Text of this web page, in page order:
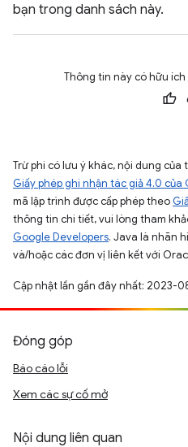
bạn trong danh sách này.
Thông tin này có hữu
Trừ phi có lưu ý khác, nội dung
Giấy phép ghi nhận tác giả 4.0
mã lập trình được cấp phép theo
thông tin chi tiết, vui lòng tham
Google Developers. Java là nhãn
và/hoặc các đơn vị liên kết với
Cập nhật lần gần đây nhất: 2023-
Đóng góp
Báo cáo lỗi
Xem các sự cố mở
Nội dung liên quan